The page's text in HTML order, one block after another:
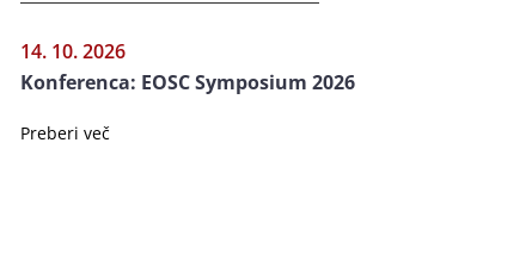
14. 10. 2026
Konferenca: EOSC Symposium 2026
Preberi več